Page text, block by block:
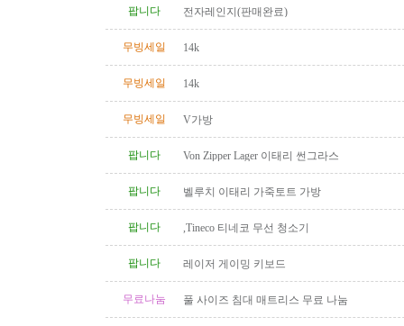
팝니다 전자레인지(판매완료)
무빙세일 14k
무빙세일 14k
무빙세일 V가방
팝니다 Von Zipper Lager 이태리 썬그라스
팝니다 벨루치 이태리 가죽토트 가방
팝니다 ,Tineco 티네코 무선 청소기
팝니다 레이저 게이밍 키보드
무료나눔 풀 사이즈 침대 매트리스 무료 나눔